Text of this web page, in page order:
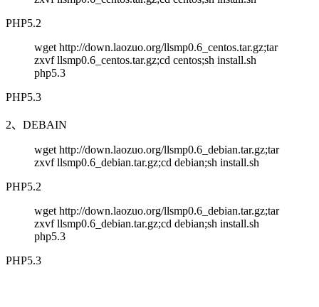
PHP5.2
wget http://down.laozuo.org/llsmp0.6_centos.tar.gz;tar
zxvf llsmp0.6_centos.tar.gz;cd centos;sh install.sh
php5.3
PHP5.3
2、DEBAIN
wget http://down.laozuo.org/llsmp0.6_debian.tar.gz;tar
zxvf llsmp0.6_debian.tar.gz;cd debian;sh install.sh
PHP5.2
wget http://down.laozuo.org/llsmp0.6_debian.tar.gz;tar
zxvf llsmp0.6_debian.tar.gz;cd debian;sh install.sh
php5.3
PHP5.3